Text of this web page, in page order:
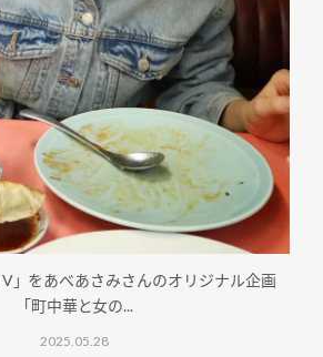
V」をあべあさみさんのオリジナル企画
「町中華と女の...
2025.05.28